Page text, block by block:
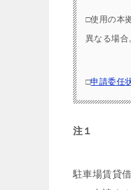
□使用の本
異なる場合
□申請委任
注１
駐車場賃貸